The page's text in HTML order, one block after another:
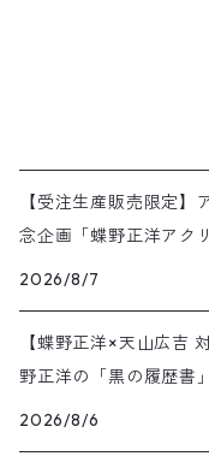
【受注生産販売限定
念企画「蝶野正洋アク
2026/8/7
【蝶野正洋×天山広吉
野正洋の「黒の履歴書
号）
2026/8/6